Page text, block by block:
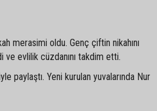
merasimi oldu. Genç çiftin nikahını
ve evlilik cüzdanını takdim etti.
paylaştı. Yeni kurulan yuvalarında Nur